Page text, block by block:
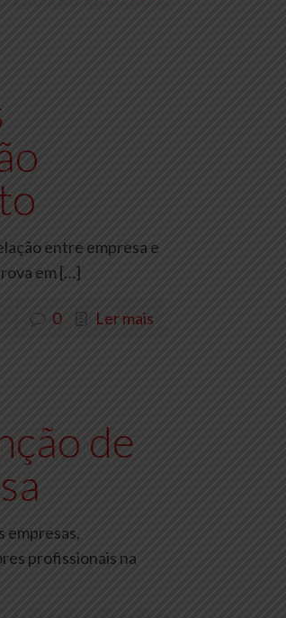
entre empresa e
em[…]
0 Ler mais
de
empresas,
profissionais na